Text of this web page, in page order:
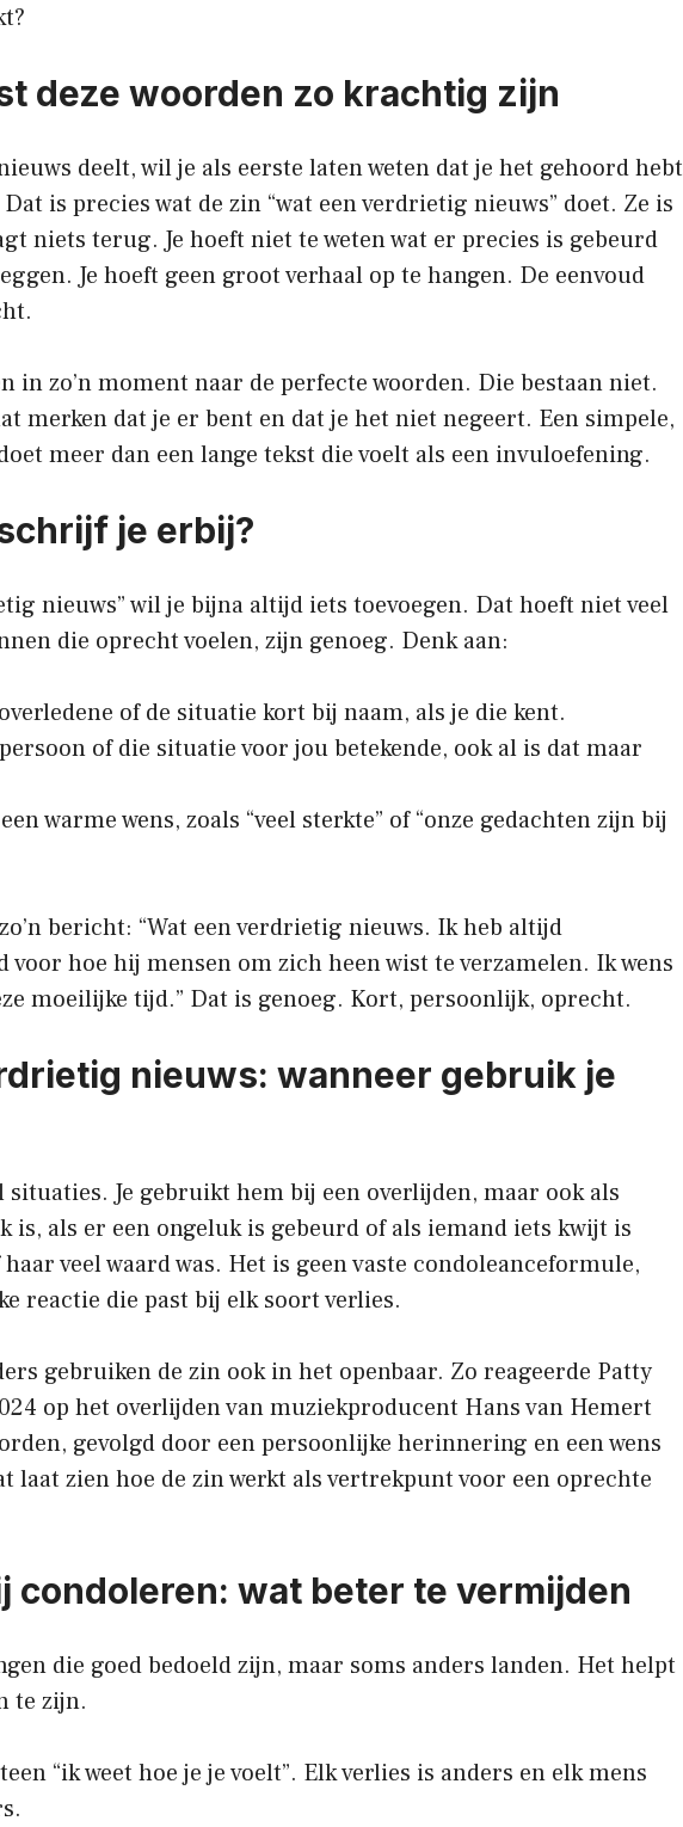
deze woorden zo krachtig zijn
deelt, wil je als eerste laten weten dat je het gehoord hebt
is precies wat de zin “wat een verdrietig nieuws” doet. Ze is
niets terug. Je hoeft niet te weten wat er precies is gebeurd
Je hoeft geen groot verhaal op te hangen. De eenvoud
in zo’n moment naar de perfecte woorden. Die bestaan niet.
merken dat je er bent en dat je het niet negeert. Een simpele,
meer dan een lange tekst die voelt als een invuloefening.
je erbij?
nieuws” wil je bijna altijd iets toevoegen. Dat hoeft niet veel
die oprecht voelen, zijn genoeg. Denk aan:
of de situatie kort bij naam, als je die kent.
of die situatie voor jou betekende, ook al is dat maar
warme wens, zoals “veel sterkte” of “onze gedachten zijn bij
bericht: “Wat een verdrietig nieuws. Ik heb altijd
voor hoe hij mensen om zich heen wist te verzamelen. Ik wens
moeilijke tijd.” Dat is genoeg. Kort, persoonlijk, oprecht.
nieuws: wanneer gebruik je
situaties. Je gebruikt hem bij een overlijden, maar ook als
is, als er een ongeluk is gebeurd of als iemand iets kwijt is
veel waard was. Het is geen vaste condoleanceformule,
reactie die past bij elk soort verlies.
gebruiken de zin ook in het openbaar. Zo reageerde Patty
op het overlijden van muziekproducent Hans van Hemert
gevolgd door een persoonlijke herinnering en een wens
laat zien hoe de zin werkt als vertrekpunt voor een oprechte
condoleren: wat beter te vermijden
die goed bedoeld zijn, maar soms anders landen. Het helpt
te zijn.
“ik weet hoe je je voelt”. Elk verlies is anders en elk mens